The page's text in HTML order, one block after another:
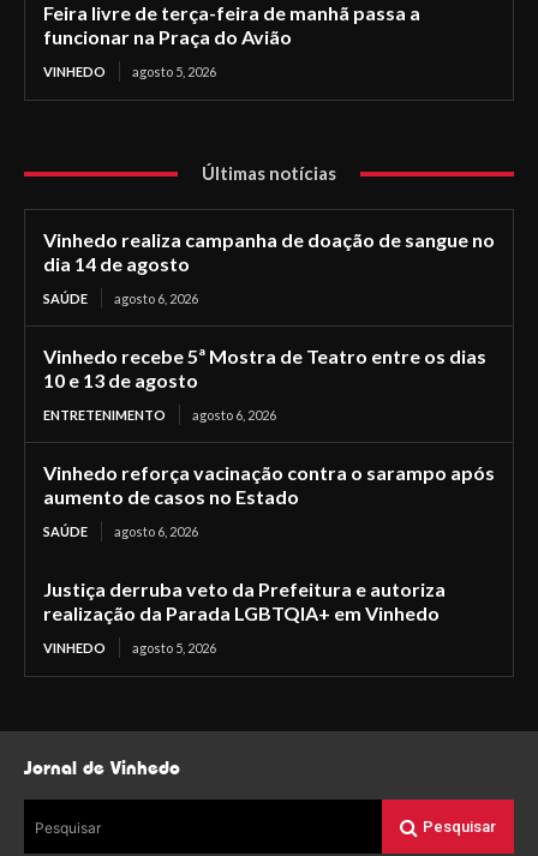
Feira livre de terça-feira de manhã passa a
funcionar na Praça do Avião
VINHEDO agosto 5, 2026
Últimas notícias
Vinhedo realiza campanha de doação de sangue no
dia 14 de agosto
SAÚDE agosto 6, 2026
Vinhedo recebe 5ª Mostra de Teatro entre os dias
10 e 13 de agosto
ENTRETENIMENTO agosto 6, 2026
Vinhedo reforça vacinação contra o sarampo após
aumento de casos no Estado
SAÚDE agosto 6, 2026
Justiça derruba veto da Prefeitura e autoriza
realização da Parada LGBTQIA+ em Vinhedo
VINHEDO agosto 5, 2026
Jornal de Vinhedo
Pesquisar Pesquisar